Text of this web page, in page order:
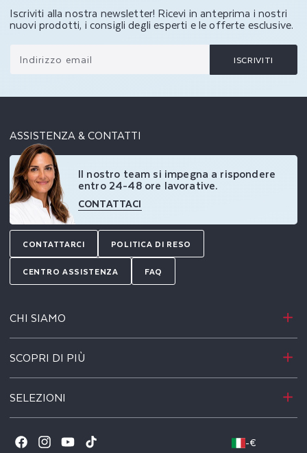
Iscriviti alla nostra newsletter! Ricevi in anteprima i nostri
nuovi prodotti, i consigli degli esperti e le offerte esclusive.
Indirizzo email ISCRIVITI
ASSISTENZA & CONTATTI
Il nostro team si impegna a rispondere
entro 24-48 ore lavorative.
CONTATTACI
CONTATTARCI POLITICA DI RESO
CENTRO ASSISTENZA FAQ
CHI SIAMO
SCOPRI DI PIÙ
SELEZIONI
FacebookInstagramYouTubeTikTok -€